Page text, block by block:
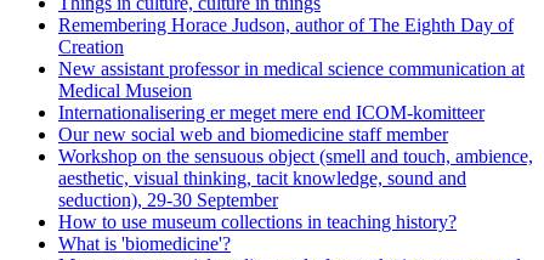
Remembering Horace Judson, author of The Eighth Day of
Creation
New assistant professor in medical science communication at
Medical Museion
Internationalisering er meget mere end ICOM-komitteer
Our new social web and biomedicine staff member
Workshop on the sensuous object (smell and touch, ambience,
aesthetic, visual thinking, tacit knowledge, sound and
seduction), 29-30 September
How to use museum collections in teaching history?
What is 'biomedicine'?